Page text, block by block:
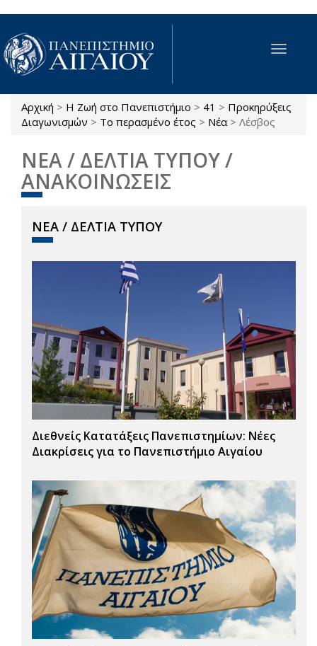
Παράκαμψη προς το κυρίως περιεχόμενο
Toggle
Είστε εδώ
Αρχική > Η Ζωή στο Πανεπιστήμιο > 41 > Προκηρύξεις
Διαγωνισμών > Το περασμένο έτος > Νέα > Λέσβος
ΝΕΑ / ΔΕΛΤΙΑ ΤΥΠΟΥ /
ΑΝΑΚΟΙΝΩΣΕΙΣ
ΝΕΑ / ΔΕΛΤΙΑ ΤΥΠΟΥ
Διεθνείς Κατατάξεις Πανεπιστημίων: Νέες
Διακρίσεις για το Πανεπιστήμιο Αιγαίου